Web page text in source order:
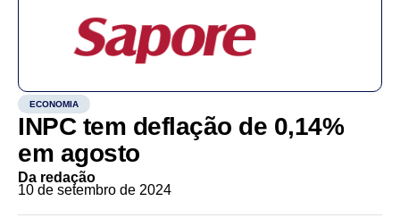
ECONOMIA
INPC tem deflação de 0,14%
em agosto
Da redação
10 de setembro de 2024